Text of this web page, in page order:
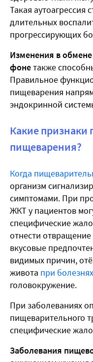
Такая аутоагрессия
длительных
прогрессирующих
Изменения в
фонетакже
Правильное
пищеварения
эндокринной
Какие признаки
пищеварения?
Когда
организм
симптомами. При
ЖКТ у пациентов
специфические
отнести
вкусовые
видимых причин,
живота при
головокружение.
При заболеваниях
пищеварительного
специфические
Заболевания